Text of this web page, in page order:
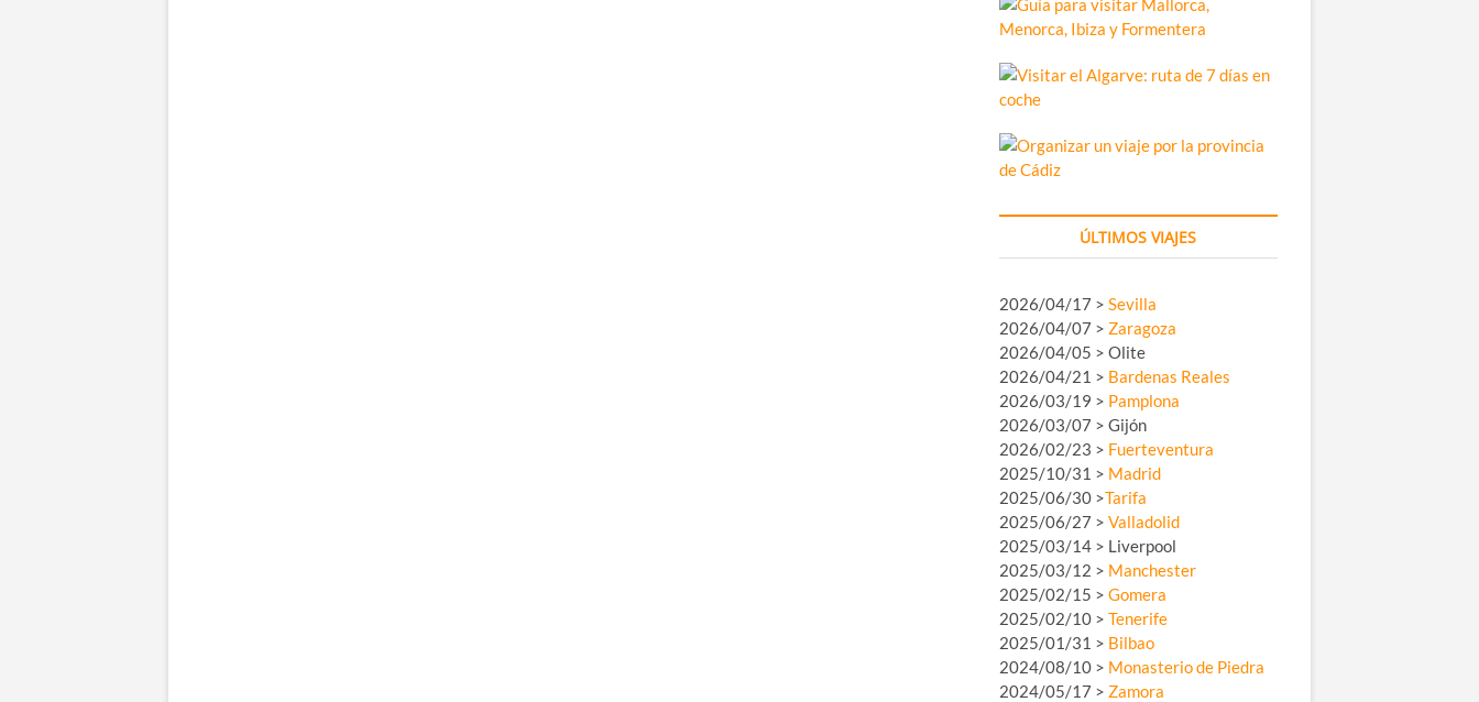
ÚLTIMOS VIAJES
2026/04/17 > Sevilla
2026/04/07 > Zaragoza
2026/04/05 > Olite
2026/04/21 > Bardenas Reales
2026/03/19 > Pamplona
2026/03/07 > Gijón
2026/02/23 > Fuerteventura
2025/10/31 > Madrid
2025/06/30 >Tarifa
2025/06/27 > Valladolid
2025/03/14 > Liverpool
2025/03/12 > Manchester
2025/02/15 > Gomera
2025/02/10 > Tenerife
2025/01/31 > Bilbao
2024/08/10 > Monasterio de Piedra
2024/05/17 > Zamora